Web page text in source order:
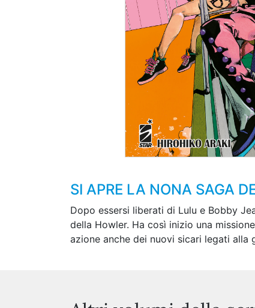
SI APRE LA NONA SAGA
Dopo essersi liberati di Lulu e Bobby
della Howler. Ha così inizio una
azione anche dei nuovi sicari legati alla